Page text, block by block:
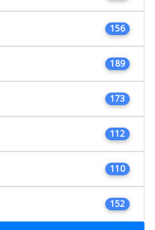
156
189
173
112
110
152